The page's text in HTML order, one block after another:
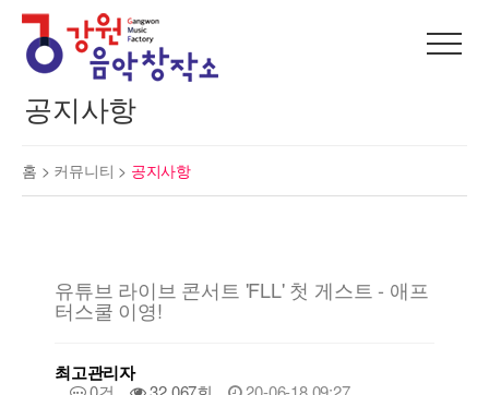
공지사항
홈 > 커뮤니티 > 공지사항
유튜브 라이브 콘서트 'FLL' 첫 게스트 - 애프
터스쿨 이영!
최고관리자